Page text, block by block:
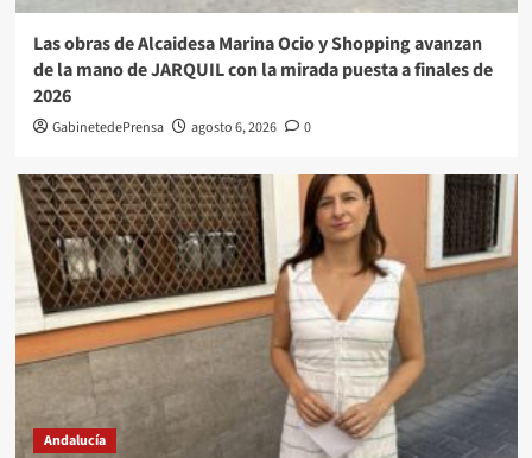
Las obras de Alcaidesa Marina Ocio y Shopping avanzan
de la mano de JARQUIL con la mirada puesta a finales de
2026
GabinetedePrensa agosto 6, 2026 0
Andalucía